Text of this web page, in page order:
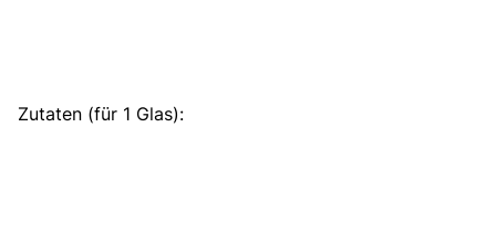
Zutaten (für 1 Glas):